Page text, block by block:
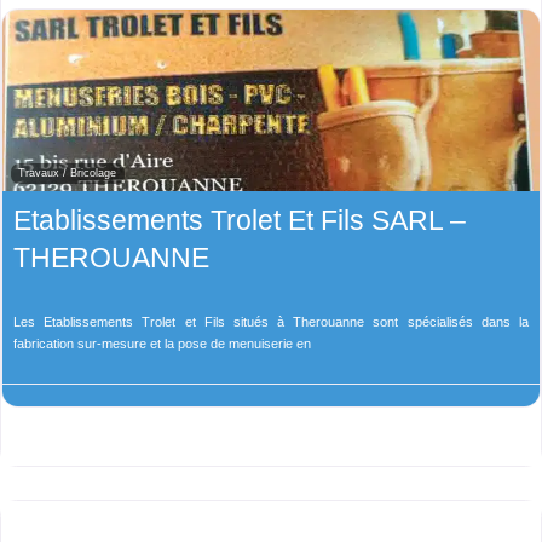
Travaux / Bricolage
Etablissements Trolet Et Fils SARL –
THEROUANNE
Les Etablissements Trolet et Fils situés à Therouanne sont spécialisés dans la
fabrication sur-mesure et la pose de menuiserie en